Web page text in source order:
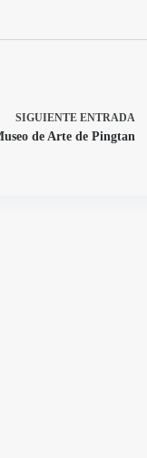
SIGUIENTE ENTRADA
de Arte de Pingtan